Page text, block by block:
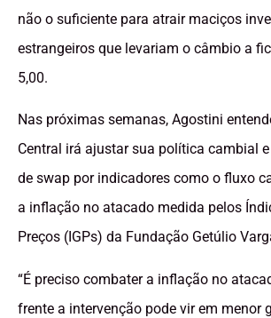
não o suficiente para atrair maciços
estrangeiros que levariam o câmbio a
5,00.
Nas próximas semanas, Agostini
Central irá ajustar sua política cambial
de swap por indicadores como o fluxo
a inflação no atacado medida pelos
Preços (IGPs) da Fundação Getúlio
“É preciso combater a inflação no
frente a intervenção pode vir em menor